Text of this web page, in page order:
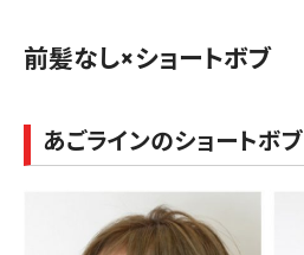
前髪なし×ショートボブ
あごラインのショートボブ